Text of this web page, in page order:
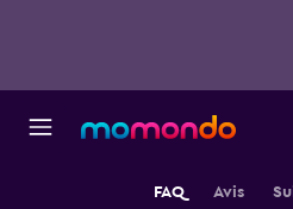
FAQ Avis